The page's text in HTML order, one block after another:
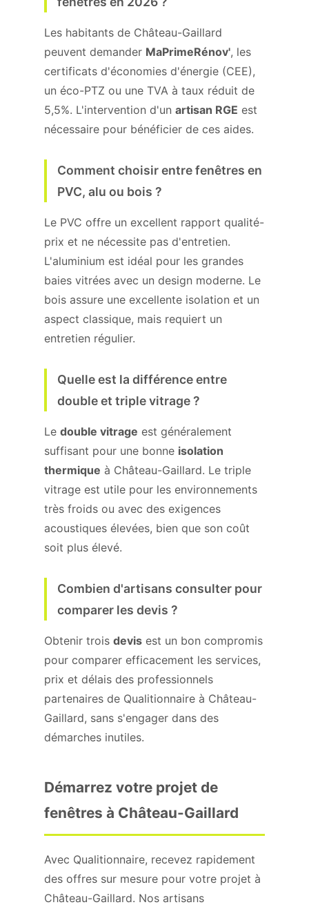
Les habitants de Château-Gaillard
peuvent demander MaPrimeRénov', les
certificats d'économies d'énergie (CEE),
un éco-PTZ ou une TVA à taux réduit de
5,5%. L'intervention d'un artisan RGE est
nécessaire pour bénéficier de ces aides.
Comment choisir entre fenêtres en
PVC, alu ou bois ?
Le PVC offre un excellent rapport qualité-
prix et ne nécessite pas d'entretien.
L'aluminium est idéal pour les grandes
baies vitrées avec un design moderne. Le
bois assure une excellente isolation et un
aspect classique, mais requiert un
entretien régulier.
Quelle est la différence entre
double et triple vitrage ?
Le double vitrage est généralement
suffisant pour une bonne isolation
thermique à Château-Gaillard. Le triple
vitrage est utile pour les environnements
très froids ou avec des exigences
acoustiques élevées, bien que son coût
soit plus élevé.
Combien d'artisans consulter pour
comparer les devis ?
Obtenir trois devis est un bon compromis
pour comparer efficacement les services,
prix et délais des professionnels
partenaires de Qualitionnaire à Château-
Gaillard, sans s'engager dans des
démarches inutiles.
Démarrez votre projet de
fenêtres à Château-Gaillard
Avec Qualitionnaire, recevez rapidement
des offres sur mesure pour votre projet à
Château-Gaillard. Nos artisans